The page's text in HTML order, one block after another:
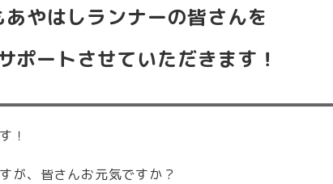
あやはしランナーの皆さんを
ポートさせていただきます！
！
が、皆さんお元気ですか？